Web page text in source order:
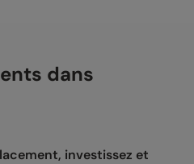
dans
investissez et